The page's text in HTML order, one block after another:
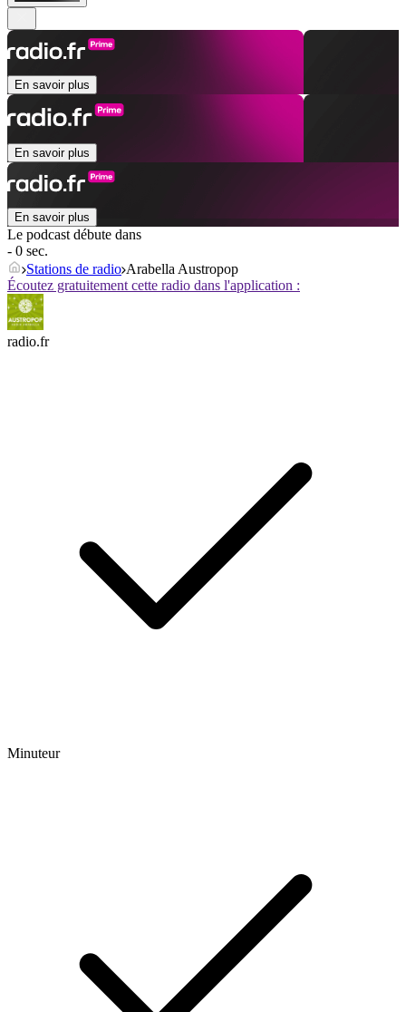
En savoir plus
En savoir plus
En savoir plus
Le podcast débute dans
- 0 sec.
Stations de radio Arabella Austropop
Écoutez gratuitement cette radio dans l'application :
radio.fr
Minuteur